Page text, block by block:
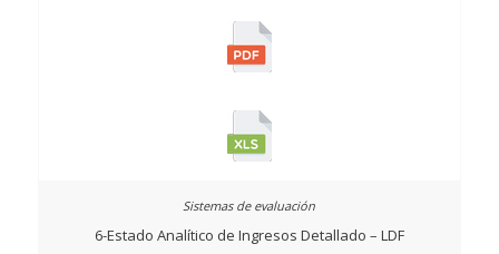
6-Estado Analítico de Ingresos Detallado – LDF